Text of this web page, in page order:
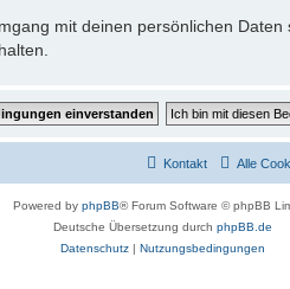
mit deinen persönlichen Daten
Alle
Kontakt
Powered by phpBB® Forum Software © phpBB
Deutsche Übersetzung durch phpBB.de
Datenschutz | Nutzungsbedingungen